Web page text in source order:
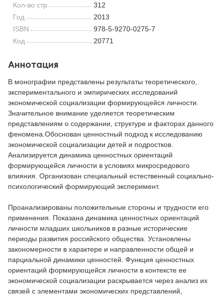
Кол-во стр
312
Год
2013
ISBN
978-5-9270-0275-7
Код
20771
Аннотация
В монографии представлены результаты теоретического,
экспериментального и эмпирических исследований
экономической социализации формирующейся личности.
Значительное внимание уделяется теоретическим
представлениям о содержании, структуре и факторах данного
феномена.Обоснован ценностный подход к исследованию
экономической социализации детей и подростков.
Анализируется динамика ценностных ориентаций
формирующейся личности в условиях микросредового
влияния. Организован специальный естественный социально-
психологический формирующий эксперимент.
Проанализированы положительные стороны и трудности его
применения. Показана динамика ценностных ориентаций
личности младших школьников в разные исторические
периоды развития российского общества. Установлены
закономерности в характере и направленности общей и
парциальной динамики ценностей. Функция ценностных
ориентаций формирующейся личности в контексте ее
экономической социализации раскрывается через анализ их
связей с элементами экономических представлений,